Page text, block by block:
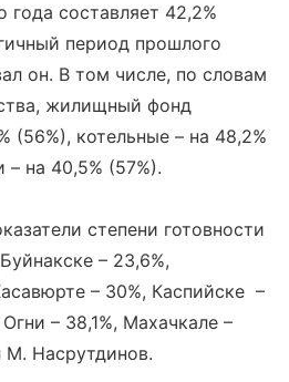
составляет 42,2%
период прошлого
он. В том числе, по словам
жилищный фонд
(56%), котельные – на 48,2%
– на 40,5% (57%).
степени готовности
– 23,6%,
– 30%, Каспийске –
– 38,1%, Махачкале –
М. Насрутдинов.